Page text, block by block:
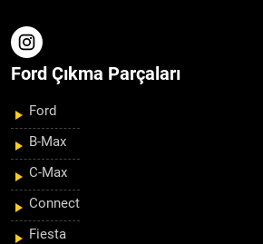
Ford Çıkma Parçaları
Ford
B-Max
C-Max
Connect
Fiesta